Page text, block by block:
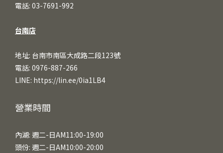
電話: 03-7691-992
台南店
地址: 台南市南區大成路二段123號
電話: 0976-887-266
LINE: https://lin.ee/0ia1LB4
營業時間
內湖: 週二-日AM11:00-19:00
頭份: 週二-日AM10:00-20:00